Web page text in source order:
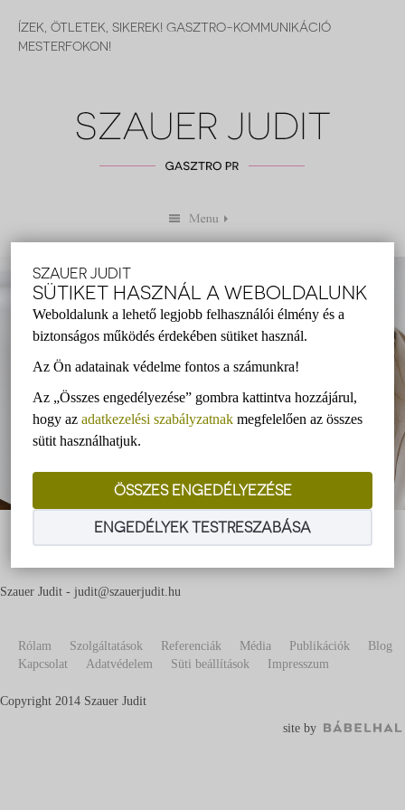
SZAUER JUDIT
SÜTIKET HASZNÁL A WEBOLDALUNK
Weboldalunk a lehető legjobb felhasználói élmény és a
biztonságos működés érdekében sütiket használ.
Az Ön adatainak védelme fontos a számunkra!
Az „Összes engedélyezése” gombra kattintva hozzájárul,
hogy az adatkezelési szabályzatnak megfelelően az összes
sütit használhatjuk.
ÖSSZES ENGEDÉLYEZÉSE
ENGEDÉLYEK TESTRESZABÁSA
ÍZEK, ÖTLETEK, SIKEREK! GASZTRO-KOMMUNIKÁCIÓ
MESTERFOKON!
ÍZEK, ÖTLETEK, SIKEREK
ISMERJEN MEG JOBBAN!
RÓLAM
Szauer Judit - judit@szauerjudit.hu
Rólam Szolgáltatások Referenciák Média Publikációk
Blog
Kapcsolat
Adatvédelem Süti beállítások Impresszum
Copyright 2014 Szauer Judit
site by